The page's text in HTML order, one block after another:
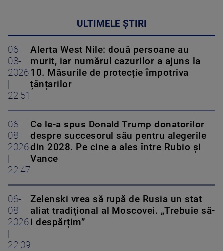
ULTIMELE ȘTIRI
06-
08-
2026
|
22:51
Alerta West Nile: două persoane au
murit, iar numărul cazurilor a ajuns la
10. Măsurile de protecție împotriva
țânțarilor
06-
08-
2026
|
22:47
Ce le-a spus Donald Trump donatorilor
despre succesorul său pentru alegerile
din 2028. Pe cine a ales între Rubio și
Vance
06-
08-
2026
|
22:09
Zelenski vrea să rupă de Rusia un stat
aliat tradițional al Moscovei. „Trebuie să-
i despărțim”